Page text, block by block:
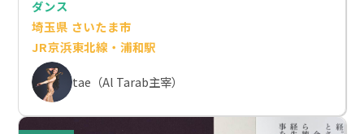
ダンス
埼玉県 さいたま市
JR京浜東北線・浦和駅
tae（Al Tarab主宰）